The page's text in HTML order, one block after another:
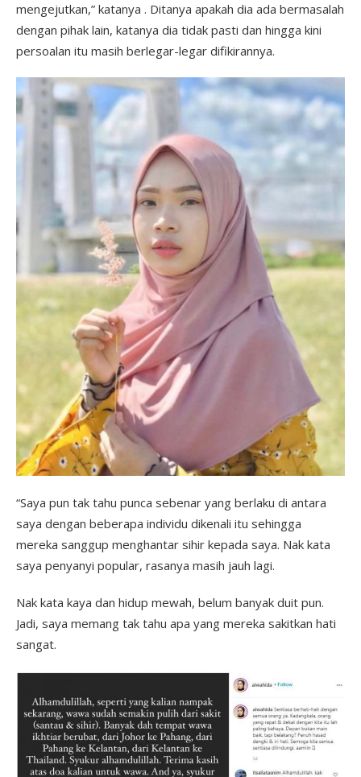
mengejutkan,” katanya . Ditanya apakah dia ada bermasalah
dengan pihak lain, katanya dia tidak pasti dan hingga kini
persoalan itu masih berlegar-legar difikirannya.
“Saya pun tak tahu punca sebenar yang berlaku di antara
saya dengan beberapa individu dikenali itu sehingga
mereka sanggup menghantar sihir kepada saya. Nak kata
saya penyanyi popular, rasanya masih jauh lagi.
Nak kata kaya dan hidup mewah, belum banyak duit pun.
Jadi, saya memang tak tahu apa yang mereka sakitkan hati
sangat.